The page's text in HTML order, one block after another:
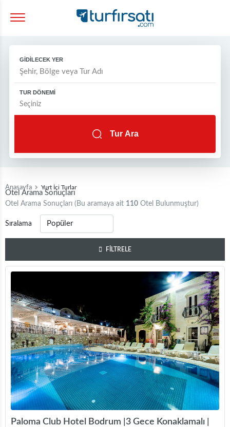
GİDİLECEK YER
TUR DÖNEMİ
Tur Ara
Anasayfa Yurt İçi Turlar
Otel Arama Sonuçları
Otel Arama Sonuçları (Bu aramaya ait 110 Otel Bulunmuştur)
Sıralama
FİLTRELE
Paloma Club Hotel Bodrum |3 Gece Konaklamalı |